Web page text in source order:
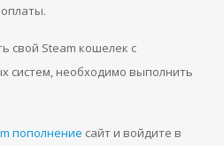
свой Steam кошелек с
систем, необходимо выполнить
пополнение сайт и войдите в